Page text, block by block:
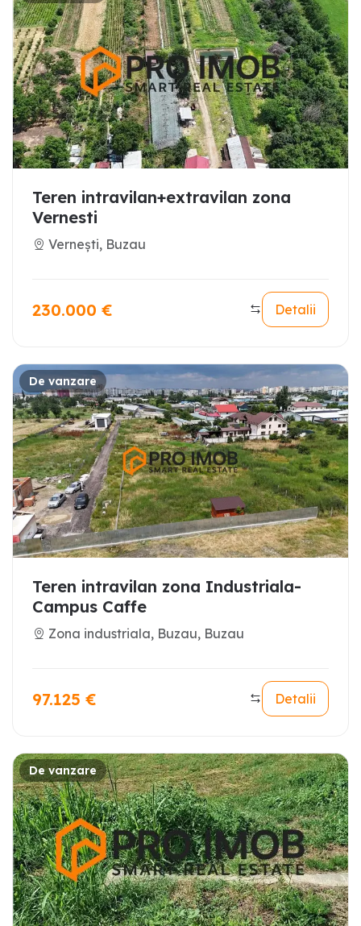
Teren intravilan+extravilan zona
Vernesti
Vernești, Buzau
230.000 € Detalii
De vanzare
Teren intravilan zona Industriala-
Campus Caffe
Zona industriala, Buzau, Buzau
97.125 € Detalii
De vanzare